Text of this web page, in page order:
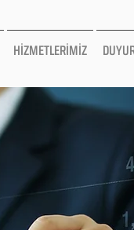
HİZMETLERİMİZ